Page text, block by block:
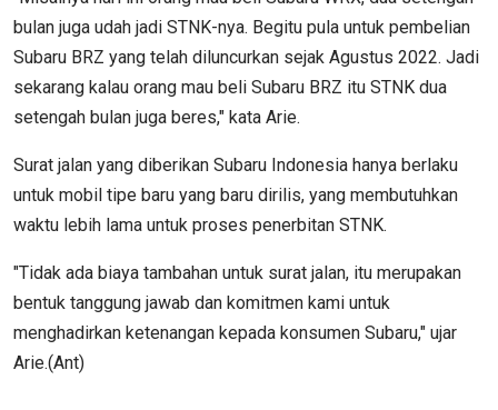
bulan juga udah jadi STNK-nya. Begitu pula untuk pembelian
Subaru BRZ yang telah diluncurkan sejak Agustus 2022. Jadi
sekarang kalau orang mau beli Subaru BRZ itu STNK dua
setengah bulan juga beres," kata Arie.
Surat jalan yang diberikan Subaru Indonesia hanya berlaku
untuk mobil tipe baru yang baru dirilis, yang membutuhkan
waktu lebih lama untuk proses penerbitan STNK.
"Tidak ada biaya tambahan untuk surat jalan, itu merupakan
bentuk tanggung jawab dan komitmen kami untuk
menghadirkan ketenangan kepada konsumen Subaru," ujar
Arie.(Ant)